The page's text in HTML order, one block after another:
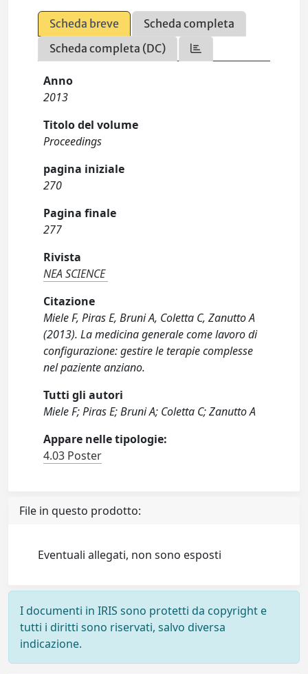
Scheda breve
Scheda completa
Scheda completa (DC)
Anno
2013
Titolo del volume
Proceedings
pagina iniziale
270
Pagina finale
277
Rivista
NEA SCIENCE
Citazione
Miele F, Piras E, Bruni A, Coletta C, Zanutto A
(2013). La medicina generale come lavoro di
configurazione: gestire le terapie complesse
nel paziente anziano.
Tutti gli autori
Miele F; Piras E; Bruni A; Coletta C; Zanutto A
Appare nelle tipologie:
4.03 Poster
File in questo prodotto:
Eventuali allegati, non sono esposti
I documenti in IRIS sono protetti da copyright e
tutti i diritti sono riservati, salvo diversa
indicazione.